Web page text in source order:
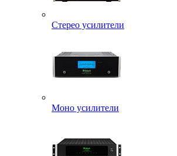
Стерео усилители
Моно усилители